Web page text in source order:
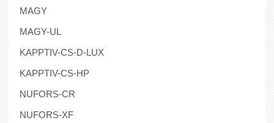
MAGY
MAGY-UL
KAPPTIV-CS-D-LUX
KAPPTIV-CS-HP
NUFORS-CR
NUFORS-XF